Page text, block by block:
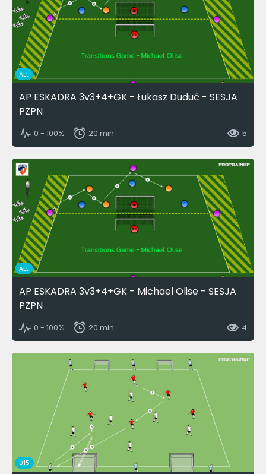
ALL
AP ESKADRA 3v3+4+GK - Łukasz Duduć - SESJA
PZPN
0 - 100% 20 min 5
ALL
AP ESKADRA 3v3+4+GK - Michael Olise - SESJA
PZPN
0 - 100% 20 min 4
U15